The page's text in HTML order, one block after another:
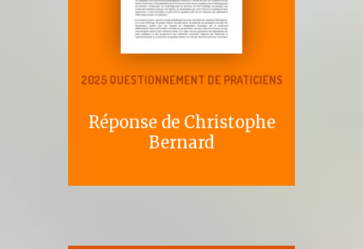
2025 QUESTIONNEMENT DE PRATICIENS
Réponse de Christophe
Bernard